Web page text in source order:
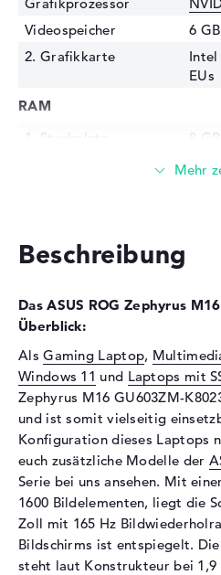
Videospeicher
6 GB
2. Grafikkarte
Intel
EUs
RAM
1. Steckplatz
8 GB
8 GB
Festplatte
Schnittstelle
PCIe
Optische Speicher
Laufwerks-Typ
Display
Display-Typ
16"
Max. Auflösung
Auflösungstyp
Bildwiederholrate
165
Besonderheiten
Beschreibung
Das ASUS ROG Zephyrus
Überblick:
AlsGaming Laptop,
Windows 11 und Laptops mit
Zephyrus M16 GU603ZM-
und ist somit vielseitig
Konfiguration dieses Laptops
euch zusätzliche Modelle der
Serie bei uns ansehen. Mit
1600 Bildelementen, liegt die
Zoll mit 165 Hz
Bildschirms ist entspiegelt.
steht laut Konstrukteur bei 1,9